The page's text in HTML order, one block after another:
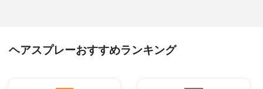
ヘアスプレーおすすめランキング